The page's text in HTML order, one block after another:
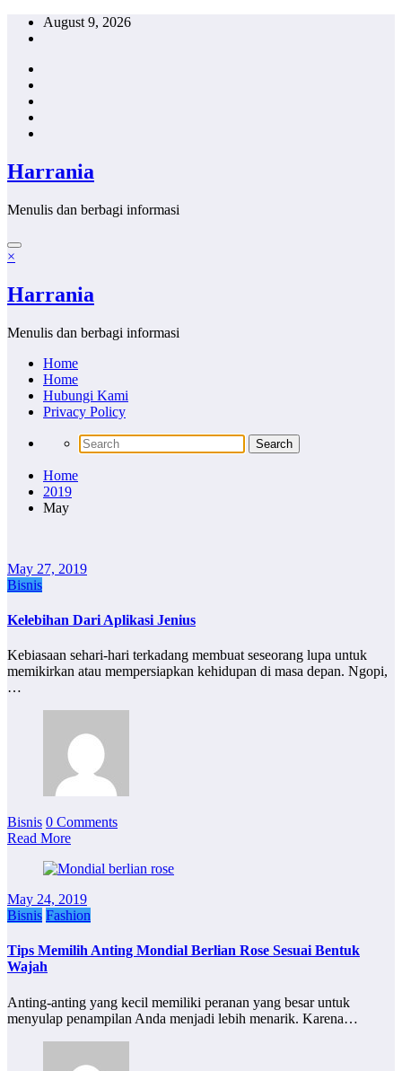
Skip
August 9, 2026
Harrania
Menulis dan berbagi informasi
×
Harrania
Menulis dan berbagi informasi
Home
Home
Hubungi Kami
Privacy Policy
Home
2019
May
May 27, 2019
Bisnis
Kelebihan Dari Aplikasi Jenius
Kebiasaan sehari-hari terkadang membuat seseorang lupa untuk
memikirkan atau mempersiapkan kehidupan di masa depan. Ngopi,
…
Bisnis 0 Comments
Read More
May 24, 2019
Bisnis Fashion
Tips Memilih Anting Mondial Berlian Rose Sesuai Bentuk
Wajah
Anting-anting yang kecil memiliki peranan yang besar untuk
menyulap penampilan Anda menjadi lebih menarik. Karena…